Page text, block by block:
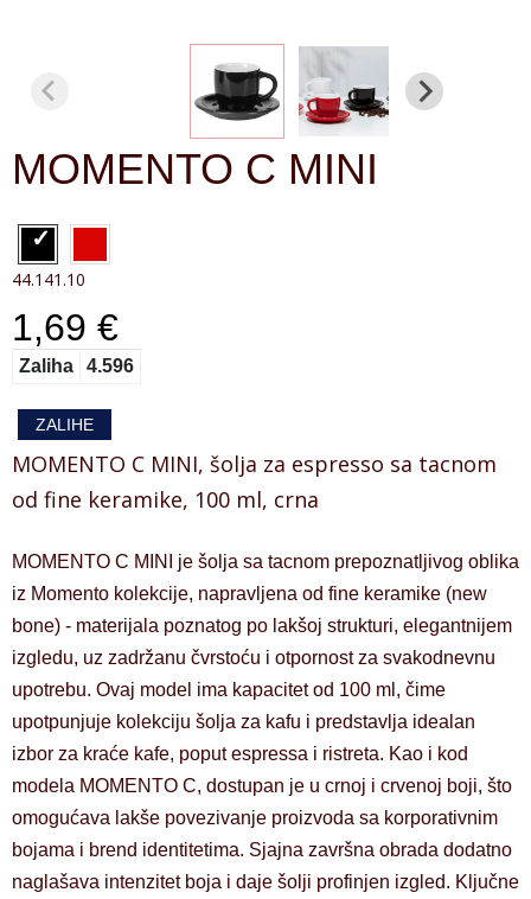
MOMENTO C MINI
44.141.10
1,69 €
Zaliha 4.596
ZALIHE
MOMENTO C MINI, šolja za espresso sa tacnom
od fine keramike, 100 ml, crna
MOMENTO C MINI je šolja sa tacnom prepoznatljivog oblika
iz Momento kolekcije, napravljena od fine keramike (new
bone) - materijala poznatog po lakšoj strukturi, elegantnijem
izgledu, uz zadržanu čvrstoću i otpornost za svakodnevnu
upotrebu. Ovaj model ima kapacitet od 100 ml, čime
upotpunjuje kolekciju šolja za kafu i predstavlja idealan
izbor za kraće kafe, poput espressa i ristreta. Kao i kod
modela MOMENTO C, dostupan je u crnoj i crvenoj boji, što
omogućava lakše povezivanje proizvoda sa korporativnim
bojama i brend identitetima. Sjajna završna obrada dodatno
naglašava intenzitet boja i daje šolji profinjen izgled. Ključne